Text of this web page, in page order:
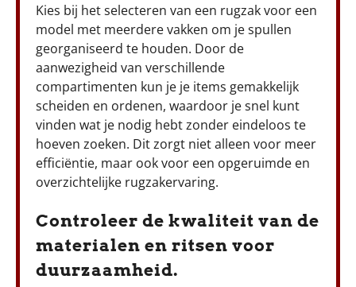
Kies bij het selecteren van een rugzak voor een
model met meerdere vakken om je spullen
georganiseerd te houden. Door de
aanwezigheid van verschillende
compartimenten kun je je items gemakkelijk
scheiden en ordenen, waardoor je snel kunt
vinden wat je nodig hebt zonder eindeloos te
hoeven zoeken. Dit zorgt niet alleen voor meer
efficiëntie, maar ook voor een opgeruimde en
overzichtelijke rugzakervaring.
Controleer de kwaliteit van de
materialen en ritsen voor
duurzaamheid.